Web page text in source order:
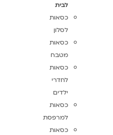
לבית
כסאות
לסלון
כסאות
מטבח
כסאות
לחדרי
ילדים
כסאות
למרפסת
כסאות